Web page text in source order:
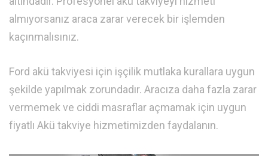
almıyorsanız araca zarar verecek bir işlemden
kaçınmalısınız.
Ford akü takviyesi için işçilik mutlaka kurallara uygun
şekilde yapılmak zorundadır. Aracıza daha fazla zarar
vermemek ve ciddi masraflar açmamak için uygun
fiyatlı Akü takviye hizmetimizden faydalanın.